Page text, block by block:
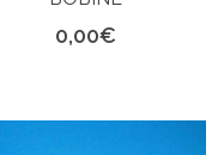
0,00€